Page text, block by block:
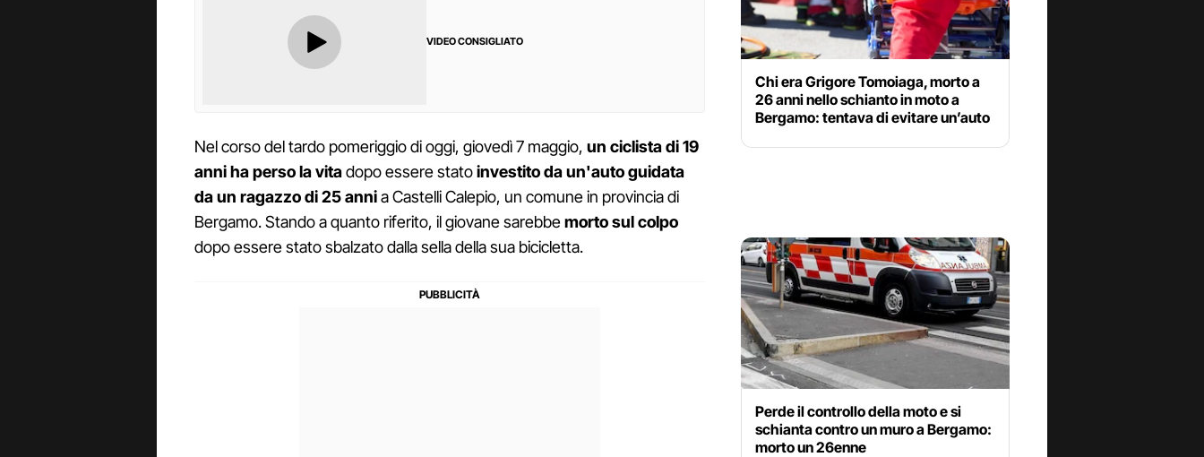
VIDEO CONSIGLIATO
Nel corso del tardo pomeriggio di oggi, giovedì 7 maggio, un ciclista di 19
anni ha perso la vitadopo essere statoinvestito da un'auto guidata
da un ragazzo di 25 annia Castelli Calepio, un comune in provincia di
Bergamo. Stando a quanto riferito, il giovane sarebbemorto sul colpo
dopo essere stato sbalzato dalla sella della sua bicicletta.
Chi era Grigore Tomoiaga, morto a
26 anni nello schianto in moto a
Bergamo: tentava di evitare un’auto
Perde il controllo della moto e si
schianta contro un muro a Bergamo:
morto un 26enne